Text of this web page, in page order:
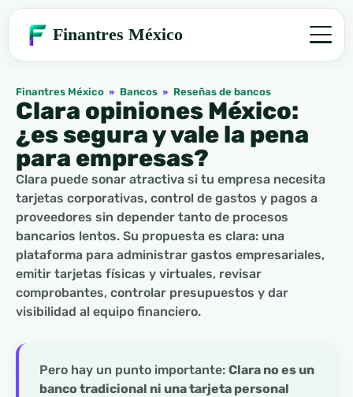
Finantres México
Finantres México » Bancos » Reseñas de bancos
Clara opiniones México:
¿es segura y vale la pena
para empresas?
Clara puede sonar atractiva si tu empresa necesita
tarjetas corporativas, control de gastos y pagos a
proveedores sin depender tanto de procesos
bancarios lentos. Su propuesta es clara: una
plataforma para administrar gastos empresariales,
emitir tarjetas físicas y virtuales, revisar
comprobantes, controlar presupuestos y dar
visibilidad al equipo financiero.
Pero hay un punto importante: Clara no es un
banco tradicional ni una tarjeta personal